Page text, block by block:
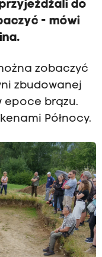
do
- mówi
zobaczyć
zbudowanej
epoce brązu.
Północy.